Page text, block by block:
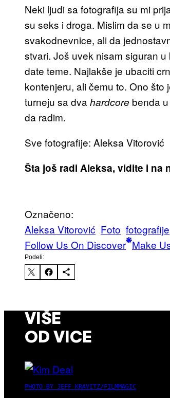
Neki ljudi sa fotografija su mi
su seks i droga. Mislim da se u
svakodnevnice, ali da
stvari. Još uvek nisam siguran
date teme. Najlakše je ubaciti
kontenjeru, ali čemu to. Ono
turneju sa dva hardcore benda
da radim.
Sve fotografije: Aleksa Vitorović
Šta još radi Aleksa, vidite i na
Označeno:
Aleksa Vitorović Foto fotografije
Follow Us On Discover Make
Podeli:
VIŠE
OD VICE
PHOTO BY JEFF KRAVITZ/FILMMAGIC